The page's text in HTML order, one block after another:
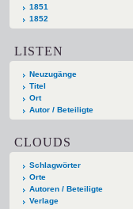
1851
1852
LISTEN
Neuzugänge
Titel
Ort
Autor / Beteiligte
CLOUDS
Schlagwörter
Orte
Autoren / Beteiligte
Verlage